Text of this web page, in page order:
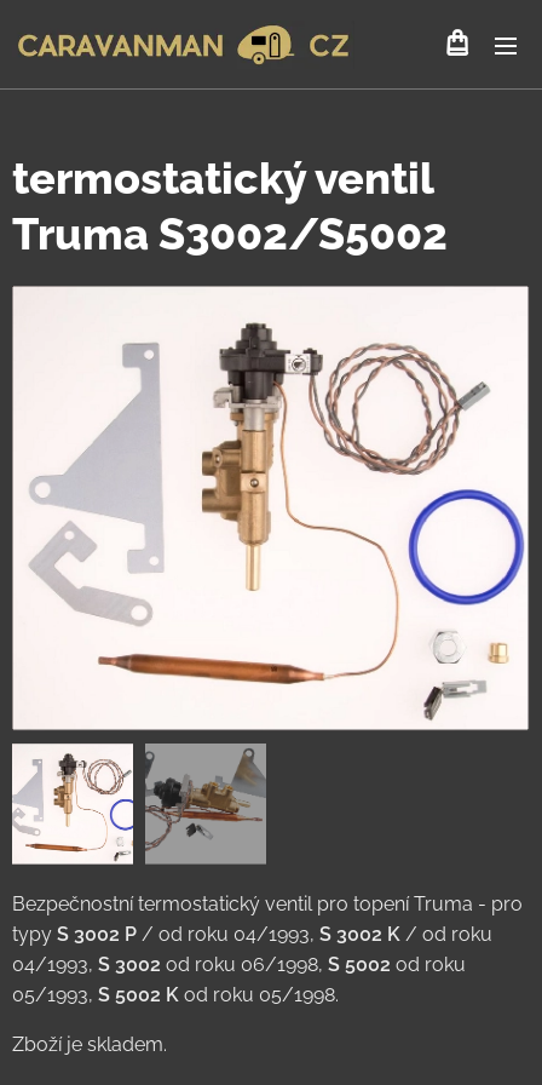
termostatický ventil
Truma S3002/S5002
Bezpečnostní termostatický ventil pro topení Truma - pro
typy S 3002 P / od roku 04/1993, S 3002 K / od roku
04/1993, S 3002 od roku 06/1998, S 5002 od roku
05/1993, S 5002 K od roku 05/1998.
Zboží je skladem.